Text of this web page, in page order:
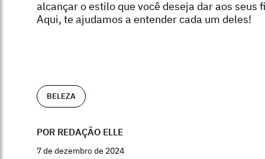
alcançar o estilo que você deseja dar aos seus
Aqui, te ajudamos a entender cada um deles!
BELEZA
POR REDAÇÃO ELLE
7 de dezembro de 2024